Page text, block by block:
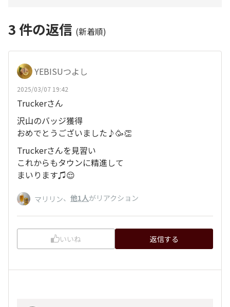
3 件の返信 (新着順)
YEBISUつよし
2025/03/07 19:42
Truckerさん
沢山のバッジ獲得
おめでとうございました♪🥳👏
Truckerさんを見習い
これからもタウンに精進して
まいります♫😌
マリリン、 他1人がリアクション
いいね 返信する